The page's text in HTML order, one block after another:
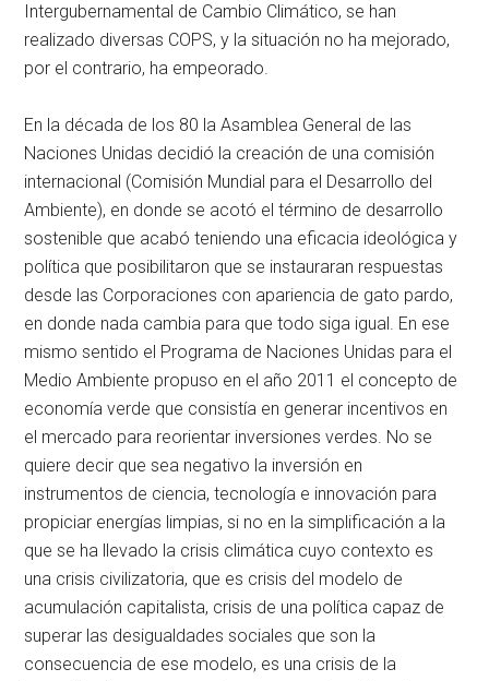
Intergubernamental de Cambio Climático, se han
realizado diversas COPS, y la situación no ha mejorado,
por el contrario, ha empeorado.
En la década de los 80 la Asamblea General de las
Naciones Unidas decidió la creación de una comisión
internacional (Comisión Mundial para el Desarrollo del
Ambiente), en donde se acotó el término de desarrollo
sostenible que acabó teniendo una eficacia ideológica y
política que posibilitaron que se instauraran respuestas
desde las Corporaciones con apariencia de gato pardo,
en donde nada cambia para que todo siga igual. En ese
mismo sentido el Programa de Naciones Unidas para el
Medio Ambiente propuso en el año 2011 el concepto de
economía verde que consistía en generar incentivos en
el mercado para reorientar inversiones verdes. No se
quiere decir que sea negativo la inversión en
instrumentos de ciencia, tecnología e innovación para
propiciar energías limpias, si no en la simplificación a la
que se ha llevado la crisis climática cuyo contexto es
una crisis civilizatoria, que es crisis del modelo de
acumulación capitalista, crisis de una política capaz de
superar las desigualdades sociales que son la
consecuencia de ese modelo, es una crisis de la